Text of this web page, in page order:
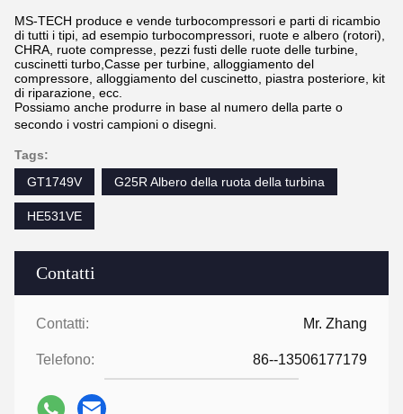
Contatti
Contatti: Mr. Zhang
Telefono: 86--13506177179
MS-TECH produce e vende turbocompressori e parti di ricambio
di tutti i tipi, ad esempio turbocompressori, ruote e albero (rotori),
CHRA, ruote compresse, pezzi fusti delle ruote delle turbine,
cuscinetti turbo,Casse per turbine, alloggiamento del
compressore, alloggiamento del cuscinetto, piastra posteriore, kit
di riparazione, ecc.
Possiamo anche produrre in base al numero della parte o
secondo i vostri campioni o disegni.
Tags:
GT1749V
G25R Albero della ruota della turbina
HE531VE